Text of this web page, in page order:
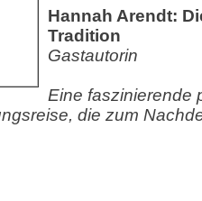
Hannah Arendt:
Tradition
Gastautorin
Eine faszinierende
die zum